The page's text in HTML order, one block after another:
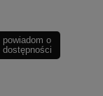
powiadom o
dostępności